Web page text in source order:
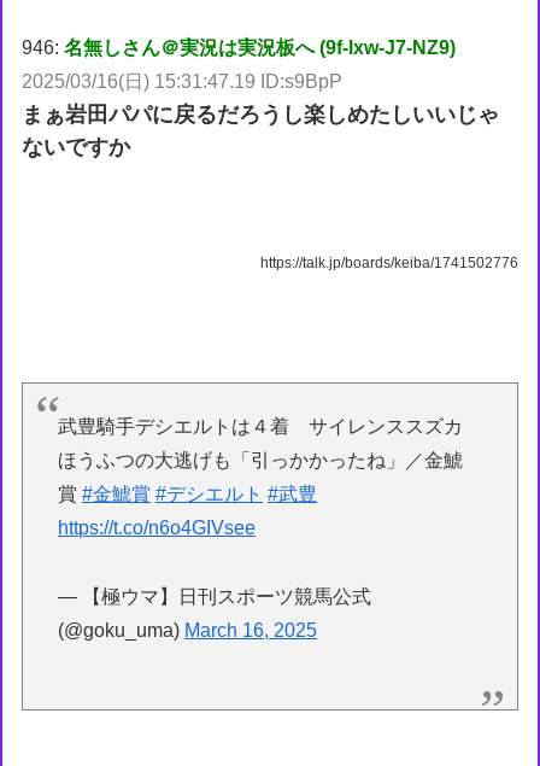
946:名無しさん＠実況は実況板へ (9f-lxw-J7-NZ9)
2025/03/16(日) 15:31:47.19 ID:s9BpP
まぁ岩田パパに戻るだろうし楽しめたしいいじゃ
ないですか
https://talk.jp/boards/keiba/1741502776
武豊騎手デシエルトは４着 サイレンススズカ
ほうふつの大逃げも「引っかかったね」／金鯱
賞#金鯱賞 #デシエルト #武豊
https://t.co/n6o4GIVsee
— 【極ウマ】日刊スポーツ競馬公式
(@goku_uma) March 16, 2025